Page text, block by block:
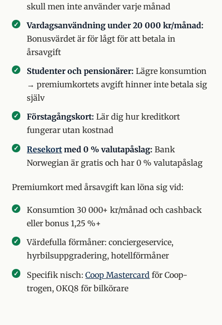
skull men inte använder varje månad
Vardagsanvändning under 20 000 kr/månad:
Bonusvärdet är för lågt för att betala in
årsavgift
Studenter och pensionärer: Lägre konsumtion
→ premiumkortets avgift hinner inte betala sig
själv
Förstagångskort: Lär dig hur kreditkort
fungerar utan kostnad
Resekort med 0 % valutapåslag: Bank
Norwegian är gratis och har 0 % valutapåslag
Premiumkort med årsavgift kan löna sig vid:
Konsumtion 30 000+ kr/månad och cashback
eller bonus 1,25 %+
Värdefulla förmåner: conciergeservice,
hyrbilsuppgradering, hotellförmåner
Specifik nisch:Coop Mastercard för Coop-
trogen, OKQ8 för bilkörare